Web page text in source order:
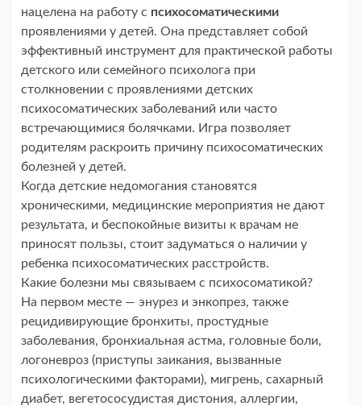
нацелена на работу с психосоматическими
проявлениями у детей. Она представляет собой
эффективный инструмент для практической работы
детского или семейного психолога при
столкновении с проявлениями детских
психосоматических заболеваний или часто
встречающимися болячками. Игра позволяет
родителям раскроить причину психосоматических
болезней у детей.
Когда детские недомогания становятся
хроническими, медицинские мероприятия не дают
результата, и беспокойные визиты к врачам не
приносят пользы, стоит задуматься о наличии у
ребенка психосоматических расстройств.
Какие болезни мы связываем с психосоматикой?
На первом месте — энурез и энкопрез, также
рецидивирующие бронхиты, простудные
заболевания, бронхиальная астма, головные боли,
логоневроз (приступы заикания, вызванные
психологическими факторами), мигрень, сахарный
диабет, вегетососудистая дистония, аллергии,